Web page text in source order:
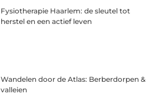
Fysiotherapie Haarlem: de sleutel tot
herstel en een actief leven
Wandelen door de Atlas: Berberdorpen &
valleien